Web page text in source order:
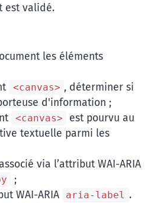
est validé.
les éléments
<canvas> , déterminer si
d'information ;
<canvas>
est pourvu au
textuelle parmi les
via l’attribut WAI-ARIA
;
WAI-ARIA
aria-label
.